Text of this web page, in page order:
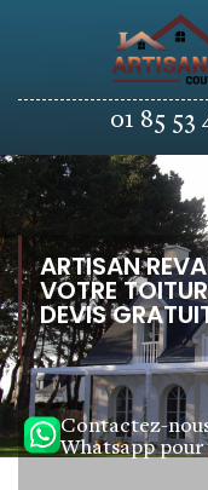
01 85 53
ARTISAN
VOTRE
DEVIS
Contactez-
Whatsapp